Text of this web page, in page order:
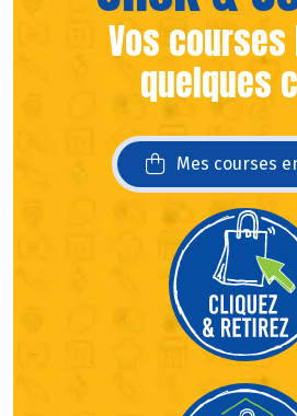
Vos
quelques
Mes courses